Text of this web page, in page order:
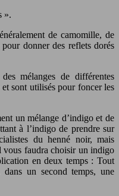
».
de camomille, de
donner des reflets dorés
mélanges de différentes
et sont utilisés pour foncer les
un mélange d’indigo et de
à l’indigo de prendre sur
du henné noir, mais
faudra choisir un indigo
en deux temps : Tout
un second temps, une